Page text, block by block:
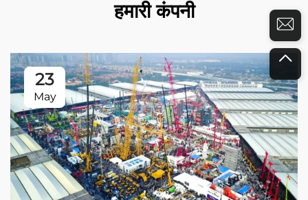
हमारी कंपनी
23
May